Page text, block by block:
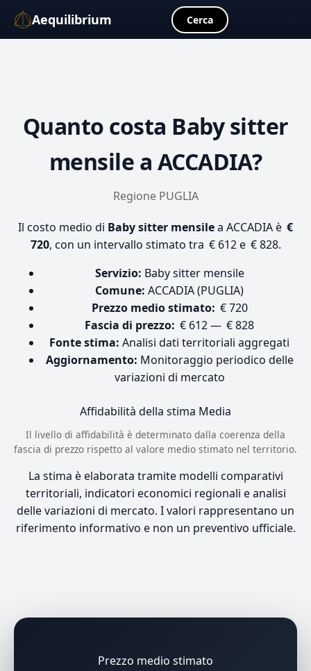
Aequilibrium Cerca
Quanto costa Baby sitter
mensile a ACCADIA?
Regione PUGLIA
Il costo medio di Baby sitter mensilea ACCADIA è €
720, con un intervallo stimato tra € 612 e € 828.
Servizio: Baby sitter mensile
Comune: ACCADIA (PUGLIA)
Prezzo medio stimato: € 720
Fascia di prezzo: € 612 — € 828
Fonte stima: Analisi dati territoriali aggregati
Aggiornamento: Monitoraggio periodico delle
variazioni di mercato
Affidabilità della stima Media
Il livello di affidabilità è determinato dalla coerenza della
fascia di prezzo rispetto al valore medio stimato nel territorio.
La stima è elaborata tramite modelli comparativi
territoriali, indicatori economici regionali e analisi
delle variazioni di mercato. I valori rappresentano un
riferimento informativo e non un preventivo ufficiale.
Prezzo medio stimato